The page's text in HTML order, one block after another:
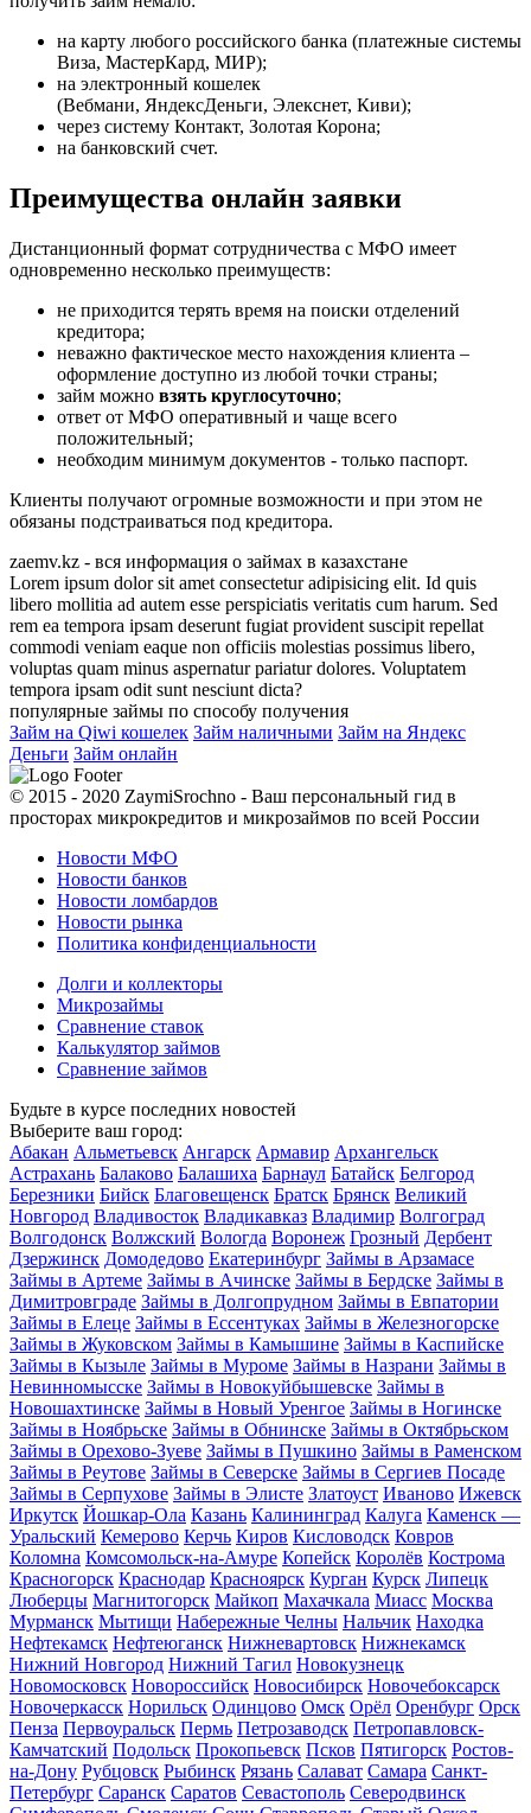
на карту любого российского банка (платежные системы
Виза, МастерКард, МИР);
на электронный кошелек
(Вебмани, ЯндексДеньги, Элекснет, Киви);
через систему Контакт, Золотая Корона;
на банковский счет.
Преимущества онлайн заявки
Дистанционный формат сотрудничества с МФО имеет
одновременно несколько преимуществ:
не приходится терять время на поиски отделений
кредитора;
неважно фактическое место нахождения клиента –
оформление доступно из любой точки страны;
займ можно взять круглосуточно;
ответ от МФО оперативный и чаще всего
положительный;
необходим минимум документов - только паспорт.
Клиенты получают огромные возможности и при этом не
обязаны подстраиваться под кредитора.
zaemv.kz - вся информация о займах в казахстане
Lorem ipsum dolor sit amet consectetur adipisicing elit. Id quis
libero mollitia ad autem esse perspiciatis veritatis cum harum. Sed
rem ea tempora ipsam deserunt fugiat provident suscipit repellat
commodi veniam eaque non officiis molestias possimus libero,
voluptas quam minus aspernatur pariatur dolores. Voluptatem
tempora ipsam odit sunt nesciunt dicta?
популярные займы по способу получения
Займ на Qiwi кошелек Займ наличными Займ на Яндекс
Деньги Займ онлайн
© 2015 - 2020 ZaymiSrochno - Ваш персональный гид в
просторах микрокредитов и микрозаймов по всей России
Новости МФО
Новости банков
Новости ломбардов
Новости рынка
Политика конфиденциальности
Долги и коллекторы
Микрозаймы
Сравнение ставок
Калькулятор займов
Сравнение займов
Будьте в курсе последних новостей
Выберите ваш город:
Абакан Альметьевск Ангарск Армавир Архангельск
Астрахань Балаково Балашиха Барнаул Батайск Белгород
Березники Бийск Благовещенск Братск Брянск Великий
Новгород Владивосток Владикавказ Владимир Волгоград
Волгодонск Волжский Вологда Воронеж Грозный Дербент
Дзержинск Домодедово Екатеринбург Займы в Арзамасе
Займы в Артеме Займы в Ачинске Займы в Бердске Займы в
Димитровграде Займы в Долгопрудном Займы в Евпатории
Займы в Елеце Займы в Ессентуках Займы в Железногорске
Займы в Жуковском Займы в Камышине Займы в Каспийске
Займы в Кызыле Займы в Муроме Займы в Назрани Займы в
Невинномысске Займы в Новокуйбышевске Займы в
Новошахтинске Займы в Новый Уренгое Займы в Ногинске
Займы в Ноябрьске Займы в Обнинске Займы в Октябрьском
Займы в Орехово-Зуеве Займы в Пушкино Займы в Раменском
Займы в Реутове Займы в Северске Займы в Сергиев Посаде
Займы в Серпухове Займы в Элисте Златоуст Иваново Ижевск
Иркутск Йошкар-Ола Казань Калининград Калуга Каменск —
Уральский Кемерово Керчь Киров Кисловодск Ковров
Коломна Комсомольск-на-Амуре Копейск Королёв Кострома
Красногорск Краснодар Красноярск Курган Курск Липецк
Люберцы Магнитогорск Майкоп Махачкала Миасс Москва
Мурманск Мытищи Набережные Челны Нальчик Находка
Нефтекамск Нефтеюганск Нижневартовск Нижнекамск
Нижний Новгород Нижний Тагил Новокузнецк
Новомосковск Новороссийск Новосибирск Новочебоксарск
Новочеркасск Норильск Одинцово Омск Орёл Оренбург Орск
Пенза Первоуральск Пермь Петрозаводск Петропавловск-
Камчатский Подольск Прокопьевск Псков Пятигорск Ростов-
на-Дону Рубцовск Рыбинск Рязань Салават Самара Санкт-
Петербург Саранск Саратов Севастополь Северодвинск